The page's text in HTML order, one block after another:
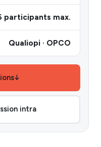
participants max.
Qualiopi · OPCO
↓
intra